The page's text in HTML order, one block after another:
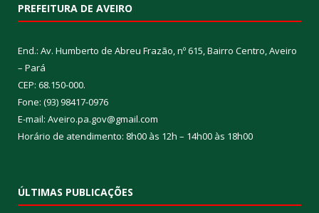
PREFEITURA DE AVEIRO
End.: Av. Humberto de Abreu Frazão, nº 615, Bairro Centro, Aveiro
– Pará
CEP: 68.150-000.
Fone: (93) 98417-0976
E-mail: Aveiro.pa.gov@gmail.com
Horário de atendimento: 8h00 às 12h – 14h00 às 18h00
ÚLTIMAS PUBLICAÇÕES